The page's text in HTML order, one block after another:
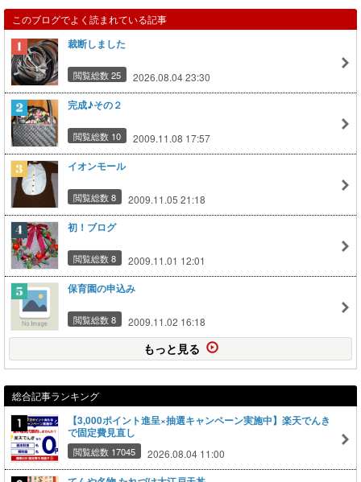
このブログでよく読まれている記事
裁断しました
閲覧総数 25 2026.08.04 23:30
完成♪その２
閲覧総数 10 2009.11.08 17:57
イオンモール
閲覧総数 8 2009.11.05 21:18
初！ブログ
閲覧総数 8 2009.11.01 12:01
保育園の申込み
閲覧総数 8 2009.11.02 16:18
もっと見る
総合記事ランキング
【3,000ポイント進呈×抽選キャンペーン実施中】楽天でんき
で固定費見直し
閲覧総数 17045 2026.08.04 11:00